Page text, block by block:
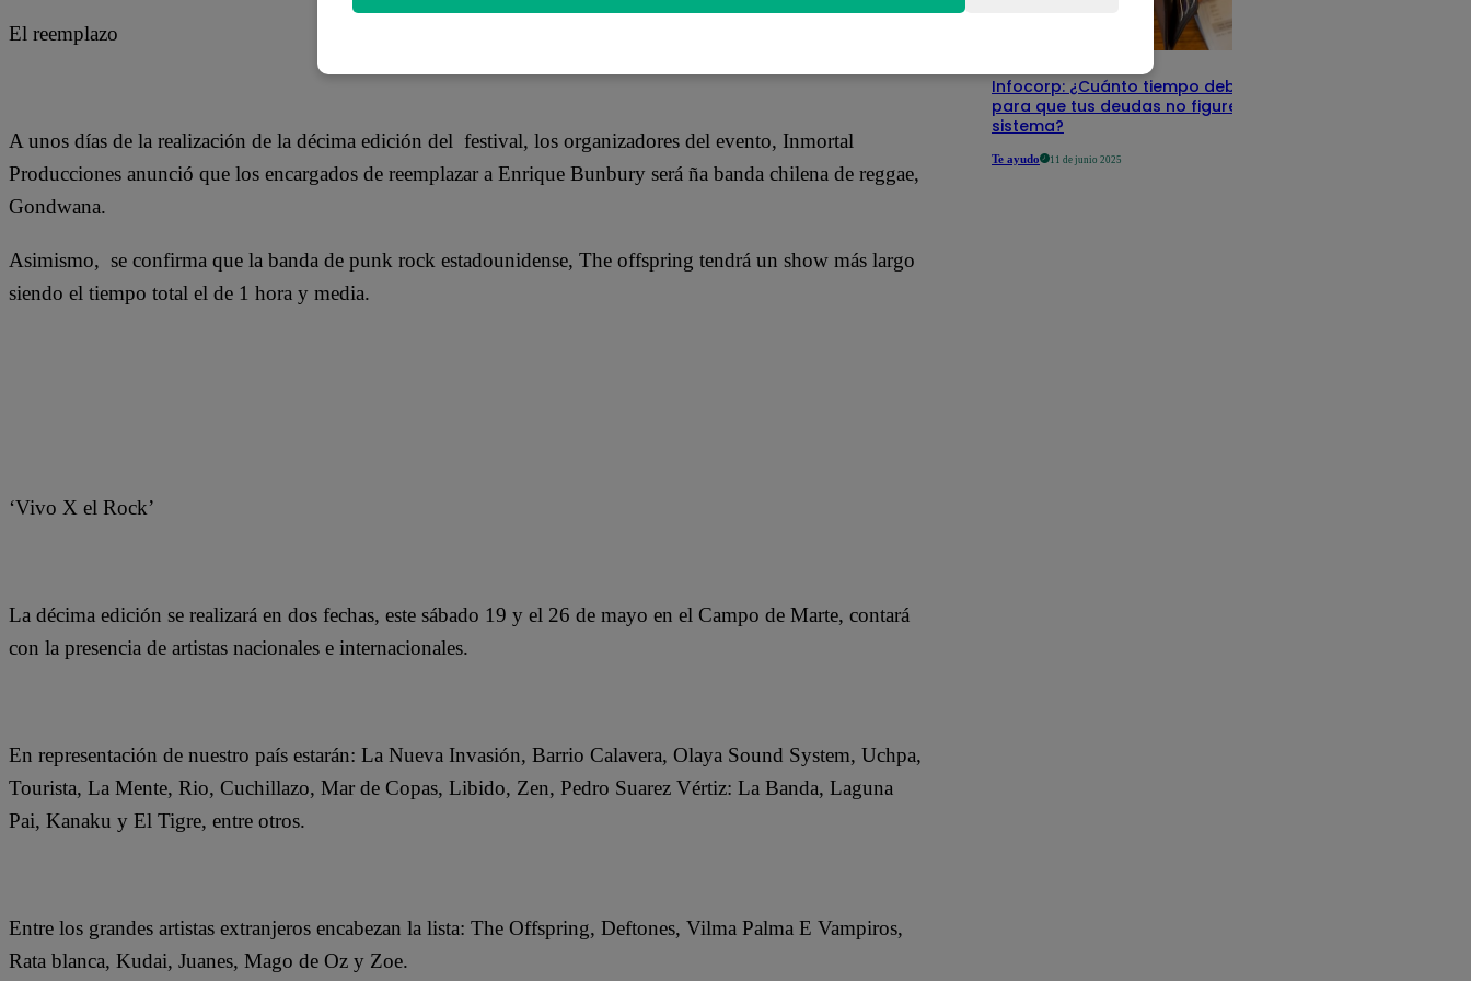
El reemplazo
A unos días de la realización de la décima edición del festival, los organizadores del evento, Inmortal
Producciones anunció que los encargados de reemplazar a Enrique Bunbury será ña banda chilena de reggae,
Gondwana.
Asimismo, se confirma que la banda de punk rock estadounidense, The offspring tendrá un show más largo
siendo el tiempo total el de 1 hora y media.
‘Vivo X el Rock’
La décima edición se realizará en dos fechas, este sábado 19 y el 26 de mayo en el Campo de Marte, contará
con la presencia de artistas nacionales e internacionales.
En representación de nuestro país estarán: La Nueva Invasión, Barrio Calavera, Olaya Sound System, Uchpa,
Tourista, La Mente, Rio, Cuchillazo, Mar de Copas, Libido, Zen, Pedro Suarez Vértiz: La Banda, Laguna
Pai, Kanaku y El Tigre, entre otros.
Entre los grandes artistas extranjeros encabezan la lista: The Offspring, Deftones, Vilma Palma E Vampiros,
Rata blanca, Kudai, Juanes, Mago de Oz y Zoe.
Infocorp: ¿Cuánto tiempo debe pasar
para que tus deudas no figuren en su
sistema?
Te ayudo 11 de junio 2025